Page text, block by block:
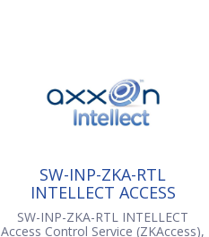
SW-INP-ZKA-RTL
INTELLECT ACCESS
CONTROL SERVICE
(ZKACCESS), PER DOOR
SW-INP-ZKA-RTL INTELLECT
Access Control Service (ZKAccess),